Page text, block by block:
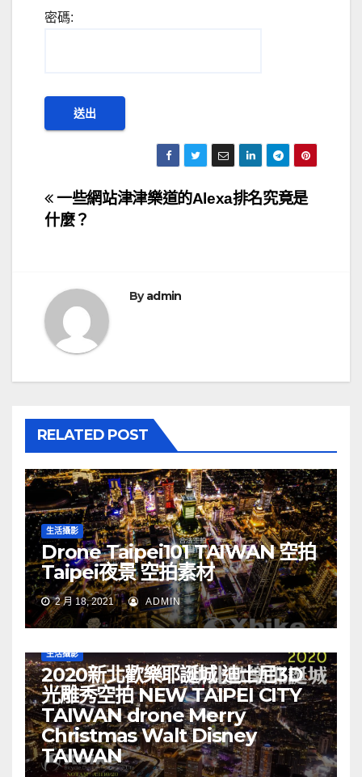
密碼:
文
章
覽
一些網站津津樂道的Alexa排名究竟是
什麼？
Byadmin
RELATED POST
生活攝影
Drone Taipei101 TAIWAN 空拍
Taipei夜景 空拍素材
2 月 18, 2021 ADMIN
生活攝影
2020新北歡樂耶誕城 迪士尼3D
光雕秀空拍 NEW TAIPEI CITY
TAIWAN drone Merry
Christmas Walt Disney
TAIWAN